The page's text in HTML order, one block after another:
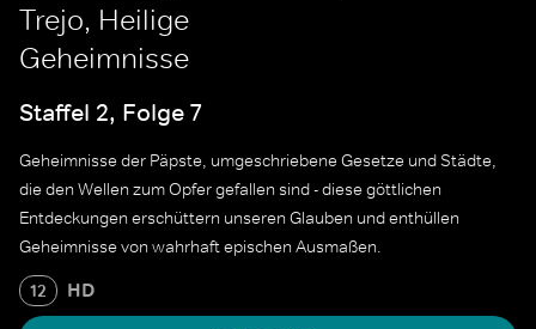
Trejo, Heilige
Geheimnisse
Staffel 2, Folge 7
Geheimnisse der Päpste, umgeschriebene Gesetze und Städte,
die den Wellen zum Opfer gefallen sind - diese göttlichen
Entdeckungen erschüttern unseren Glauben und enthüllen
Geheimnisse von wahrhaft epischen Ausmaßen.
12 HD